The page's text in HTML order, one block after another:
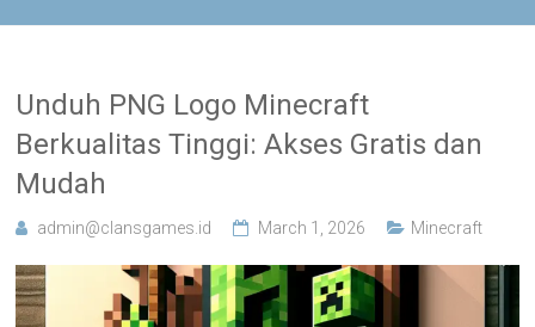
Unduh PNG Logo Minecraft
Berkualitas Tinggi: Akses Gratis dan
Mudah
admin@clansgames.id March 1, 2026 Minecraft